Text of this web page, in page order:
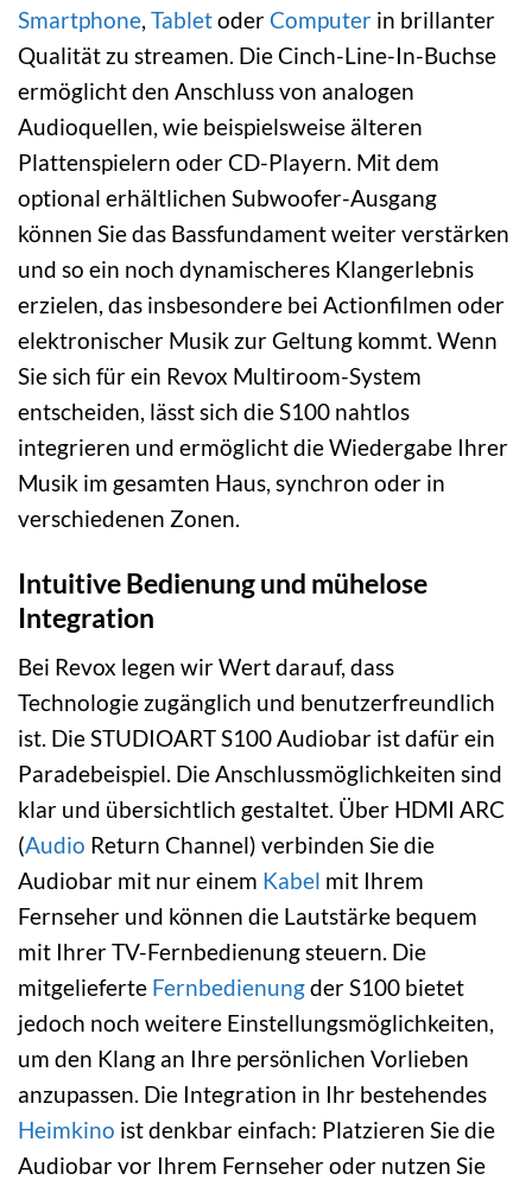
Smartphone, TabletoderComputer in brillanter
Qualität zu streamen. Die Cinch-Line-In-Buchse
ermöglicht den Anschluss von analogen
Audioquellen, wie beispielsweise älteren
Plattenspielern oder CD-Playern. Mit dem
optional erhältlichen Subwoofer-Ausgang
können Sie das Bassfundament weiter verstärken
und so ein noch dynamischeres Klangerlebnis
erzielen, das insbesondere bei Actionfilmen oder
elektronischer Musik zur Geltung kommt. Wenn
Sie sich für ein Revox Multiroom-System
entscheiden, lässt sich die S100 nahtlos
integrieren und ermöglicht die Wiedergabe Ihrer
Musik im gesamten Haus, synchron oder in
verschiedenen Zonen.
Intuitive Bedienung und mühelose
Integration
Bei Revox legen wir Wert darauf, dass
Technologie zugänglich und benutzerfreundlich
ist. Die STUDIOART S100 Audiobar ist dafür ein
Paradebeispiel. Die Anschlussmöglichkeiten sind
klar und übersichtlich gestaltet. Über HDMI ARC
(Audio Return Channel) verbinden Sie die
Audiobar mit nur einem Kabel mit Ihrem
Fernseher und können die Lautstärke bequem
mit Ihrer TV-Fernbedienung steuern. Die
mitgelieferte Fernbedienungder S100 bietet
jedoch noch weitere Einstellungsmöglichkeiten,
um den Klang an Ihre persönlichen Vorlieben
anzupassen. Die Integration in Ihr bestehendes
Heimkino ist denkbar einfach: Platzieren Sie die
Audiobar vor Ihrem Fernseher oder nutzen Sie